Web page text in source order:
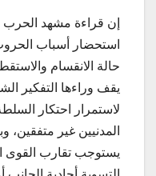
إن قراءة مشهد
استحضار أسباب
حالة الانقسام
يقف وراءها التفكير
لاستمرار احتكار
المدنيين غير متفقين،
يستوجب تقارب القوى